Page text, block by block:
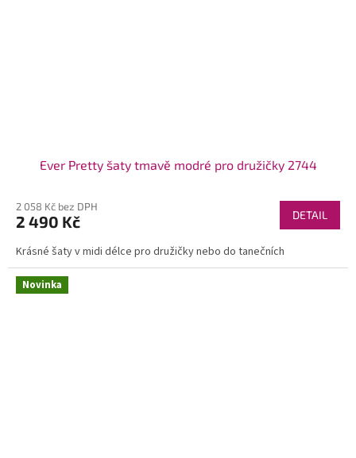
Ever Pretty šaty tmavě modré pro družičky 2744
2 058 Kč bez DPH
2 490 Kč DETAIL
Krásné šaty v midi délce pro družičky nebo do tanečních
Novinka